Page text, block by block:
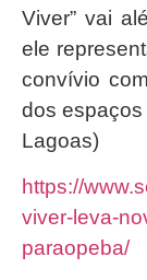
Viver” vai
ele
convívio
dos espaços
Lagoas)
https://
viver-leva-
paraopeba/